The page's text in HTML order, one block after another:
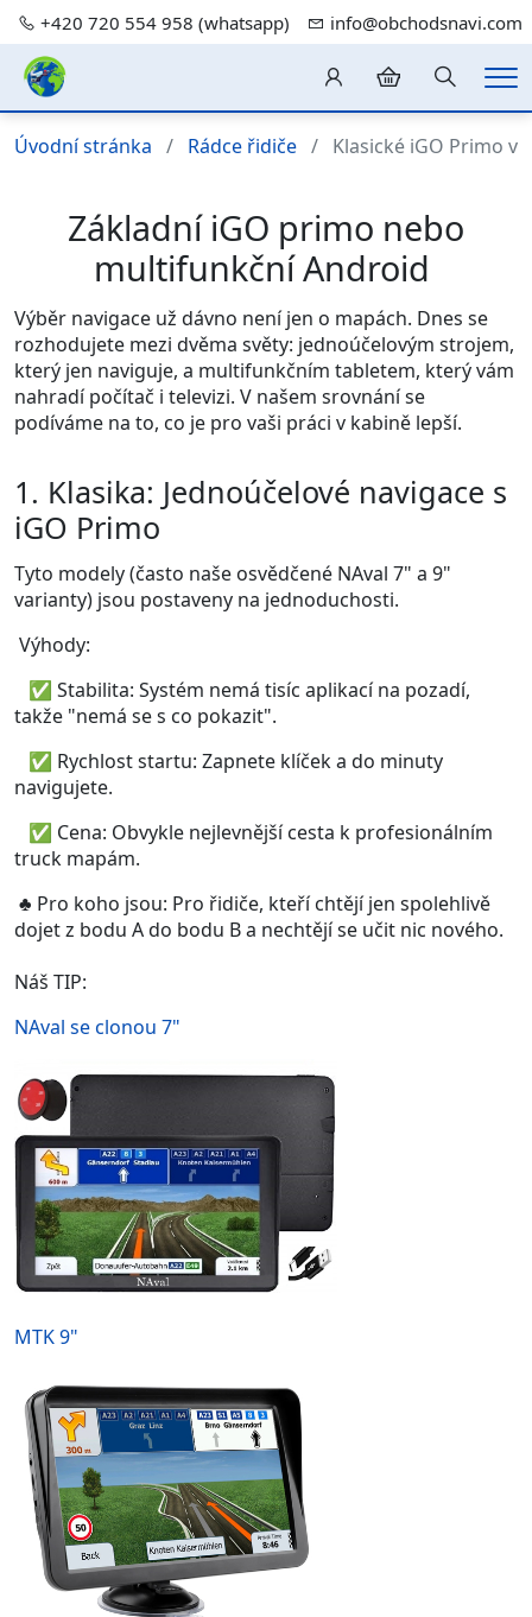
+420 720 554 958 (whatsapp) info@obchodsnavi.com
Hledání
Úvodní stránka Rádce řidiče Klasické iGO Primo
Základní iGO primo nebo
multifunkční Android
Výběr navigace už dávno není jen o mapách. Dnes se
rozhodujete mezi dvěma světy: jednoúčelovým strojem,
který jen naviguje, a multifunkčním tabletem, který vám
nahradí počítač i televizi. V našem srovnání se
podíváme na to, co je pro vaši práci v kabině lepší.
1. Klasika: Jednoúčelové navigace s
iGO Primo
Tyto modely (často naše osvědčené NAval 7" a 9"
varianty) jsou postaveny na jednoduchosti.
Výhody:
✅ Stabilita: Systém nemá tisíc aplikací na pozadí,
takže "nemá se s co pokazit".
✅ Rychlost startu: Zapnete klíček a do minuty
navigujete.
✅ Cena: Obvykle nejlevnější cesta k profesionálním
truck mapám.
♣ Pro koho jsou: Pro řidiče, kteří chtějí jen spolehlivě
dojet z bodu A do bodu B a nechtějí se učit nic nového.
Náš TIP:
NAval se clonou 7"
MTK 9"